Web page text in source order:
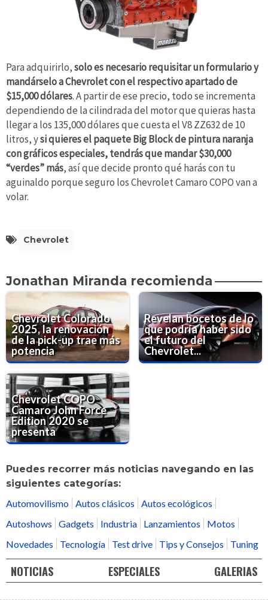
Para adquirirlo,solo es necesario requisitar un formulario y
mandárselo a Chevrolet con el respectivo apartado de
$15,000 dólares. A partir de ese precio, todo se incrementa
dependiendo de la cilindrada del motor que quieras hasta
llegar a los 135,000 dólares que cuesta el V8 ZZ632 de 10
litros, ysi quieres el paquete Big Block de pintura naranja
con gráficos especiales, tendrás que mandar $30,000
“verdes” más, así que decide pronto qué harás con tu
aguinaldo porque seguro los Chevrolet Camaro COPO van a
volar.
Chevrolet
Jonathan Miranda recomienda
Chevrolet Colorado
2025, la renovación
de la pick-up trae más
potencia
Revelan bocetos de lo
que podría haber sido
el futuro del
Chevrolet...
Chevrolet COPO
Camaro John Force
Edition 2020 se
presenta
Puedes recorrer más noticias navegando en las
siguientes categorías:
Automovilismo Autos clásicos
Autos ecológicos
Autoshows
Gadgets Industria Lanzamientos
Motos
Novedades
Tecnología Test drive Tips y Consejos Tuning
NOTICIAS ESPECIALES GALERIAS